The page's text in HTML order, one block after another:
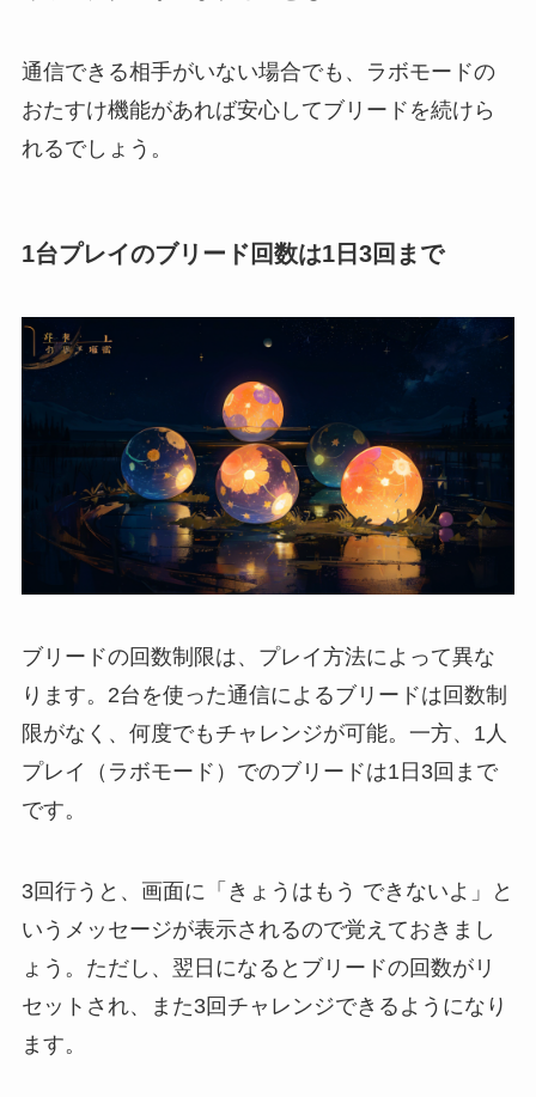
通信できる相手がいない場合でも、ラボモードの
おたすけ機能があれば安心してブリードを続けら
れるでしょう。
1台プレイのブリード回数は1日3回まで
ブリードの回数制限は、プレイ方法によって異な
ります。2台を使った通信によるブリードは回数制
限がなく、何度でもチャレンジが可能。一方、1人
プレイ（ラボモード）でのブリードは1日3回まで
です。
3回行うと、画面に「きょうはもう できないよ」と
いうメッセージが表示されるので覚えておきまし
ょう。ただし、翌日になるとブリードの回数がリ
セットされ、また3回チャレンジできるようになり
ます。